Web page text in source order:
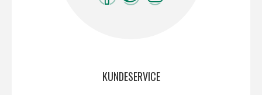
KUNDESERVICE